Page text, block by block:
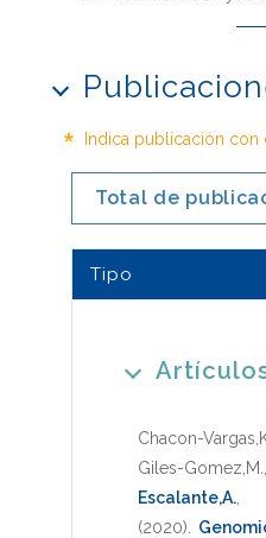
* Indica publicación con
Total de
Tipo
Chacon-
Giles-Gomez,M.
Escalante,A.
(2020)